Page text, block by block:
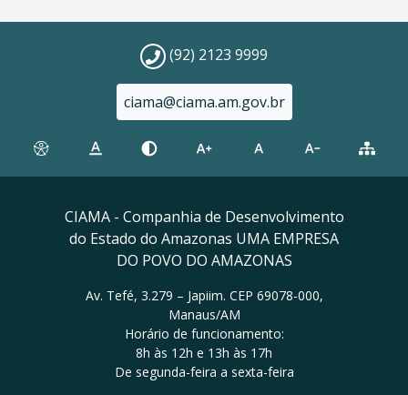
(92) 2123 9999
ciama@ciama.am.gov.br
CIAMA - Companhia de Desenvolvimento
do Estado do Amazonas UMA EMPRESA
DO POVO DO AMAZONAS
Av. Tefé, 3.279 – Japiim. CEP 69078-000,
Manaus/AM
Horário de funcionamento:
8h às 12h e 13h às 17h
De segunda-feira a sexta-feira